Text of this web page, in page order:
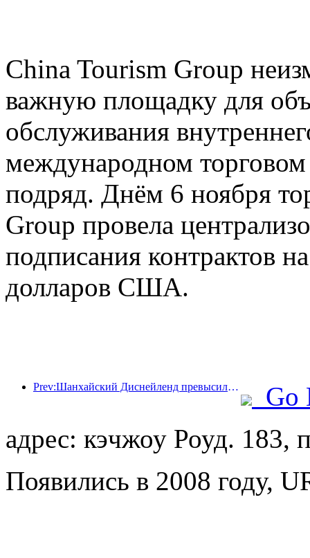
China Tourism Group
важную площадку для
обслуживания
международном
подряд. Днём 6 ноября
Group провела
подписания контрактов
долларов США.
Prev:Шанхайский Диснейленд превысил 100 миллионов посетителей и планирует расшириться за счет открытия четвертого тематического отеля.
Go
адрес: кэчжоу Роуд. 183,
Появились в 2008 году,